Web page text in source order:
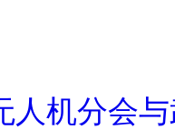
人机分会